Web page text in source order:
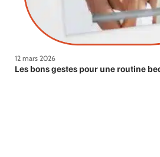
12 mars 2026
Les bons gestes pour une routine